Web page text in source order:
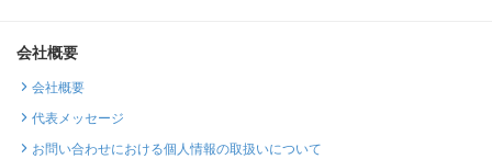
会社概要
会社概要
代表メッセージ
お問い合わせにおける個人情報の取扱いについて